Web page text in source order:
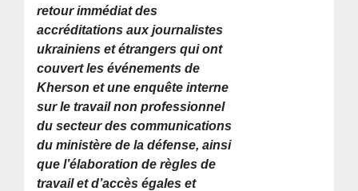
retour immédiat des
accréditations aux journalistes
ukrainiens et étrangers qui ont
couvert les événements de
Kherson et une enquête interne
sur le travail non professionnel
du secteur des communications
du ministère de la défense, ainsi
que l’élaboration de règles de
travail et d’accès égales et